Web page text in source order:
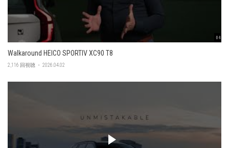
04:56
Walkaround HEICO SPORTIV XC90 T8
2,116 回視聴 ・ 2026.04.02